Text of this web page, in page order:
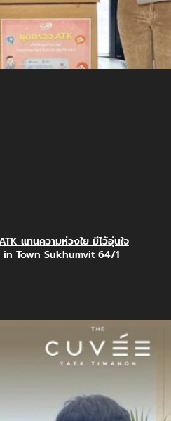
แทนความห่วงใย มีไว้อุ่นใจ
in Town Sukhumvit 64/1